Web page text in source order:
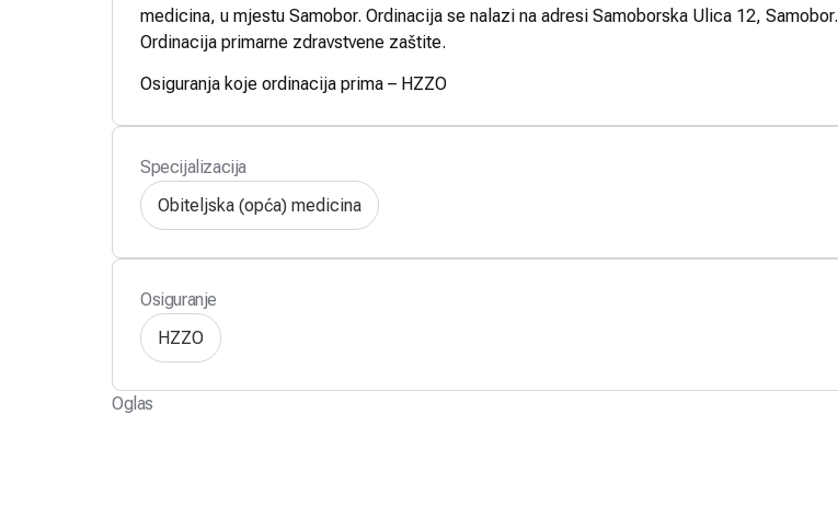
medicina, u mjestu Samobor. Ordinacija se nalazi na adresi Samoborska Ulica 12, Samobor.
Ordinacija primarne zdravstvene zaštite.
Osiguranja koje ordinacija prima – HZZO
Specijalizacija
Obiteljska (opća) medicina
Osiguranje
HZZO
Oglas